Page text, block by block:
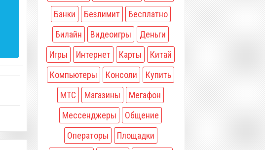
Банки
Безлимит
Бесплатно
Билайн
Видеоигры
Деньги
Игры
Интернет Карты
Китай
Компьютеры
Консоли
Купить
МТС
Магазины
Мегафон
Мессенджеры
Общение
Операторы
Площадки